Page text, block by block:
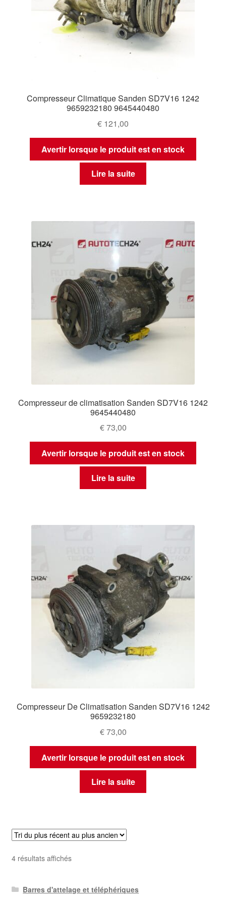
Compresseur Climatique Sanden SD7V16 1242
9659232180 9645440480
€ 121,00
Avertir lorsque le produit est en stock
Lire la suite
Compresseur de climatisation Sanden SD7V16 1242
9645440480
€73,00
Avertir lorsque le produit est en stock
Lire la suite
Compresseur De Climatisation Sanden SD7V16 1242
9659232180
€73,00
Avertir lorsque le produit est en stock
Lire la suite
4 résultats affichésTrié
récent
Barres d'attelage et téléphériques